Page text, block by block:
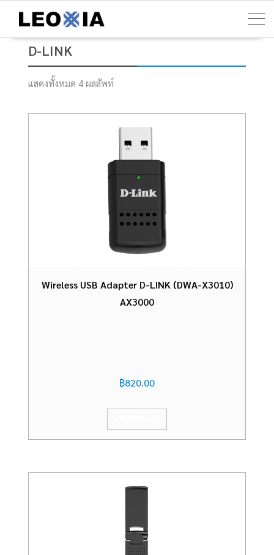
content
D-LINK
แสดงทั้งหมด 4 ผลลัพท์
Wireless USB Adapter D-LINK (DWA-X3010)
AX3000
฿820.00